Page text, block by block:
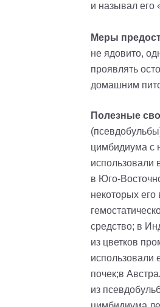
и называл его
Меры
не ядовито,
проявлять
домашним
Полезные
цимбидиума с
использовали
в Юго-
некоторых
средство; в
из цветков
использовали
почек;в
из